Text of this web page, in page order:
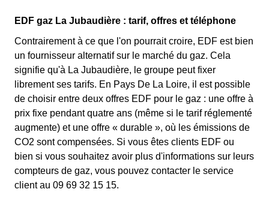
EDF gaz La Jubaudière : tarif, offres et téléphone
Contrairement à ce que l'on pourrait croire, EDF est bien
un fournisseur alternatif sur le marché du gaz. Cela
signifie qu'à La Jubaudière, le groupe peut fixer
librement ses tarifs. En Pays De La Loire, il est possible
de choisir entre deux offres EDF pour le gaz : une offre à
prix fixe pendant quatre ans (même si le tarif réglementé
augmente) et une offre « durable », où les émissions de
CO2 sont compensées. Si vous êtes clients EDF ou
bien si vous souhaitez avoir plus d'informations sur leurs
compteurs de gaz, vous pouvez contacter le service
client au 09 69 32 15 15.